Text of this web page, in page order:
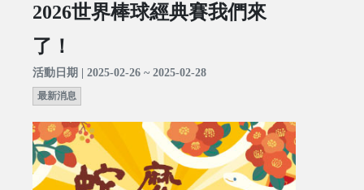
2026世界棒球經典賽我們來
了！
活動日期 | 2025-02-26 ~ 2025-02-28
最新消息